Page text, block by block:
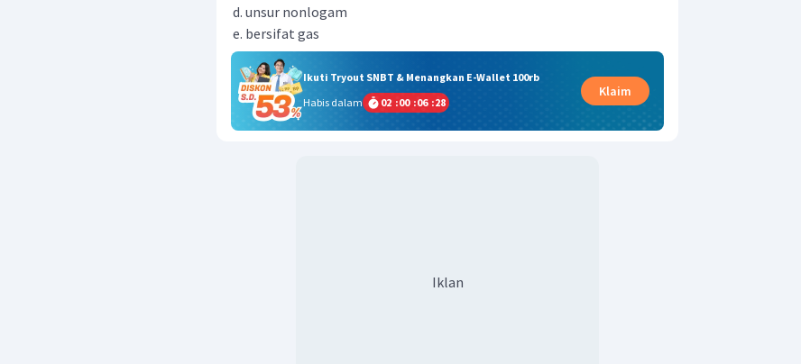
unsur nonlogam
bersifat gas
Ikuti Tryout SNBT & Menangkan E-Wallet 100rb
Habis dalam
02 :00 :06 :28
Klaim
Iklan